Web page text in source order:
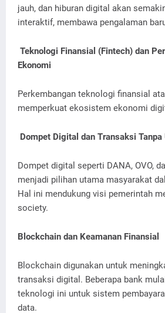
jauh, dan hiburan digital akan
interaktif, membawa pengalaman
Teknologi Finansial (Fintech) dan
Ekonomi
Perkembangan teknologi finansial
memperkuat ekosistem ekonomi
Dompet Digital dan Transaksi Tanpa
Dompet digital seperti DANA, OVO,
menjadi pilihan utama masyarakat
Hal ini mendukung visi pemerintah
society.
Blockchain dan Keamanan Finansial
Blockchain digunakan untuk
transaksi digital. Beberapa bank
teknologi ini untuk sistem
data.